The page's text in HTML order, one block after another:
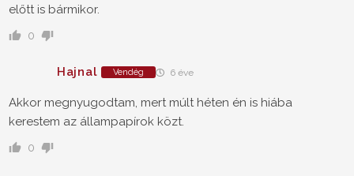
előtt is bármikor.
0
Hajnal Vendég 6 éve
Akkor megnyugodtam, mert múlt héten én is hiába
kerestem az állampapírok közt.
0